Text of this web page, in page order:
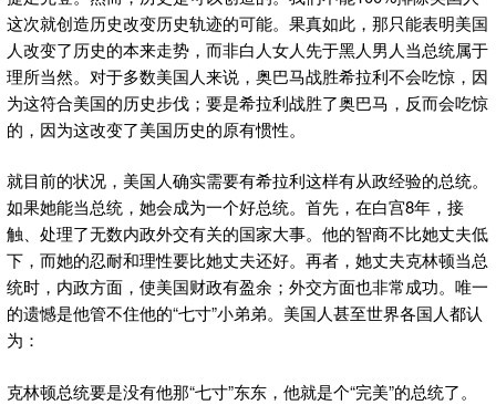
这次就创造历史改变历史轨迹的可能。果真如此，那只能表明美国
人改变了历史的本来走势，而非白人女人先于黑人男人当总统属于
理所当然。对于多数美国人来说，奥巴马战胜希拉利不会吃惊，因
为这符合美国的历史步伐；要是希拉利战胜了奥巴马，反而会吃惊
的，因为这改变了美国历史的原有惯性。
就目前的状况，美国人确实需要有希拉利这样有从政经验的总统。
如果她能当总统，她会成为一个好总统。首先，在白宫8年，接
触、处理了无数内政外交有关的国家大事。他的智商不比她丈夫低
下，而她的忍耐和理性要比她丈夫还好。再者，她丈夫克林顿当总
统时，内政方面，使美国财政有盈余；外交方面也非常成功。唯一
的遗憾是他管不住他的“七寸”小弟弟。美国人甚至世界各国人都认
为：
克林顿总统要是没有他那“七寸”东东，他就是个“完美”的总统了。